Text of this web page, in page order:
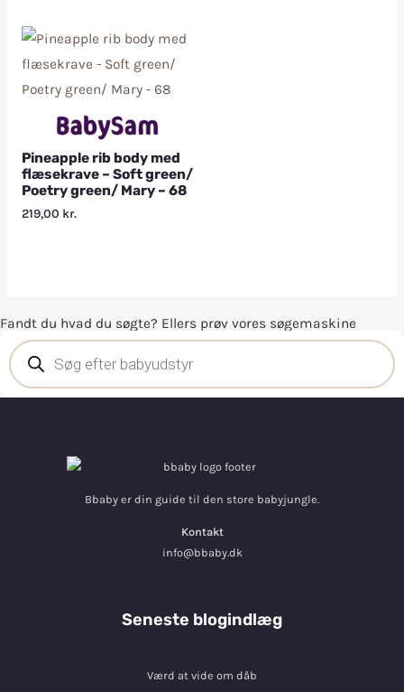
Pineapple rib body med
flæsekrave – Soft green/
Poetry green/ Mary – 68
219,00 kr.
Fandt du hvad du søgte? Ellers prøv vores søgemaskine
Bbaby er din guide til den store babyjungle.
Kontakt
info@bbaby.dk
Seneste blogindlæg
Værd at vide om dåb